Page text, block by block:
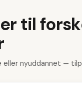
til
nyuddannet —